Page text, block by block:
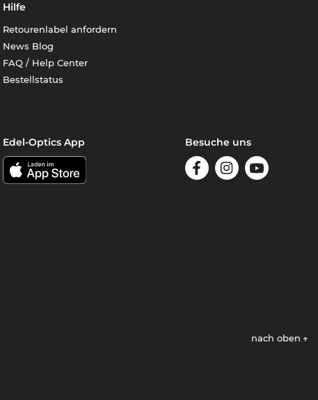
Hilfe
Retourenlabel anfordern
News Blog
FAQ / Help Center
Bestellstatus
Edel-Optics App Besuche uns
nach oben